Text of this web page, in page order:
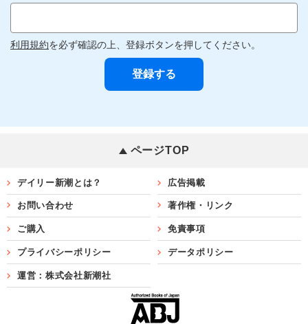
利用規約を必ず確認の上、登録ボタンを押してください。
ページTOP
デイリー新潮とは？ 広告掲載
お問い合わせ 著作権・リンク
ご購入 免責事項
プライバシーポリシー データポリシー
運営：株式会社新潮社